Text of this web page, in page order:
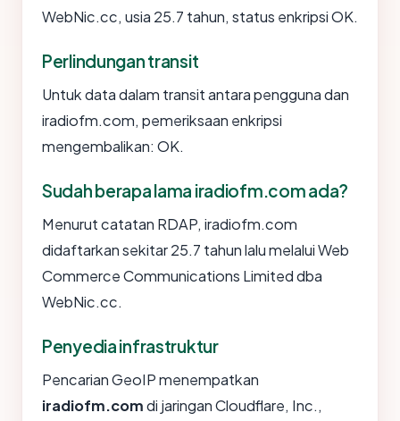
WebNic.cc, usia 25.7 tahun, status enkripsi OK.
Perlindungan transit
Untuk data dalam transit antara pengguna dan
iradiofm.com, pemeriksaan enkripsi
mengembalikan: OK.
Sudah berapa lama iradiofm.com ada?
Menurut catatan RDAP, iradiofm.com
didaftarkan sekitar 25.7 tahun lalu melalui Web
Commerce Communications Limited dba
WebNic.cc.
Penyedia infrastruktur
Pencarian GeoIP menempatkan
iradiofm.comdi jaringan Cloudflare, Inc.,